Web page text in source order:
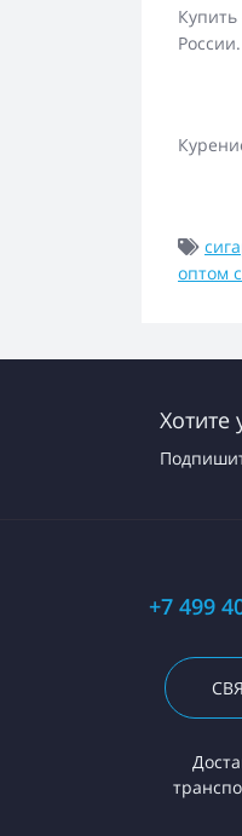
России.
оптом
Хотите
+7 499